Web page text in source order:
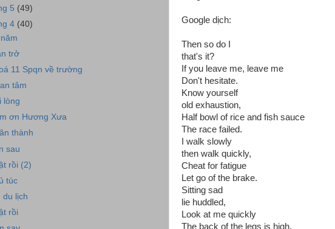
Google dịch:
Then so do I
that's it?
If you leave me, leave me
Don't hesitate.
Know yourself
old exhaustion,
Half bowl of rice and fish sauce
The race failed.
I walk slowly
then walk quickly,
Cheat for fatigue
Let go of the brake.
Sitting sad
lie huddled,
Look at me quickly
The back of the legs is high.
5 (49)
4 (40)
trở
11 Spqn về trường
tâm
lòng
ơn Hương Xưa
thành
sau
rồi (2)
túc
du lịch
rồi